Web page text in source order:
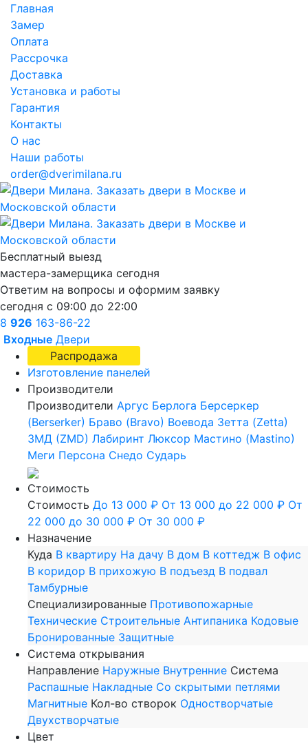
Главная
Замер
Оплата
Рассрочка
Доставка
Установка и работы
Гарантия
Контакты
О нас
Наши работы
order@dverimilana.ru
Бесплатный выезд
мастера-замерщика сегодня
Ответим на вопросы и оформим заявку
сегодня с 09:00 до 22:00
8 926 163-86-22
Входные Двери
Распродажа
Изготовление панелей
Производители
Производители Аргус Берлога Берсеркер
(Berserker) Браво (Bravo) Воевода Зетта (Zetta)
ЗМД (ZMD) Лабиринт Люксор Мастино (Mastino)
Меги Персона Снедо Сударь
Стоимость
Стоимость До 13 000 ₽ От 13 000 до 22 000 ₽ От
22 000 до 30 000 ₽ От 30 000 ₽
Назначение
Куда В квартиру На дачу В дом В коттедж В офис
В коридор В прихожую В подъезд В подвал
Тамбурные
Специализированные Противопожарные
Технические Строительные Антипаника Кодовые
Бронированные Защитные
Система открывания
Направление Наружные Внутренние Система
Распашные Накладные Со скрытыми петлями
Магнитные Кол-во створок Одностворчатые
Двухстворчатые
Цвет